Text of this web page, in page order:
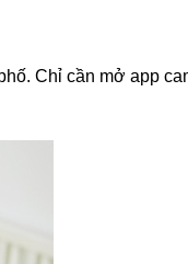
Chỉ cần mở app